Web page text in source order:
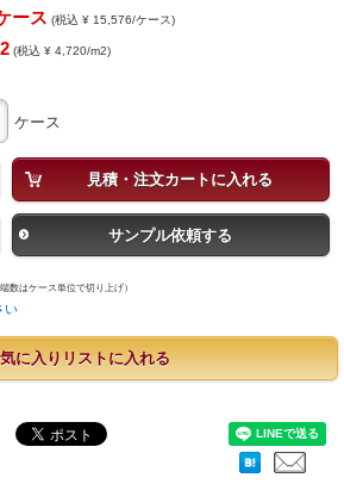
ース (税込 ¥ 15,576/ケース)
(税込 ¥ 4,720/m2)
ケース
見積・注文カートに入れる
サンプル依頼する
数はケース単位で切り上げ）
い
に入りリストに入れる